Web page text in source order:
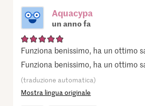
Aquacypa
un anno fa
Funziona benissimo, ha un ottimo
Funziona benissimo, ha un ottimo
(traduzione automatica)
Mostra lingua originale